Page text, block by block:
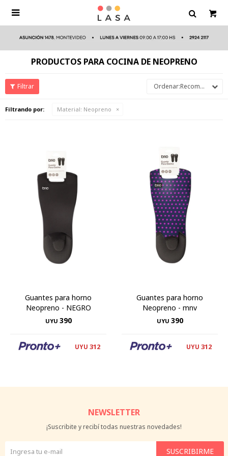

PRODUCTOS PARA COCINA DE NEOPRENO
Recomendados
Filtrando por: Material: Neopreno
Guantes para horno
Neopreno - NEGRO
UYU 390
UYU 312
Guantes para horno
Neopreno - mnv
UYU 390
UYU 312
NEWSLETTER
¡Suscribite y recibí todas nuestras novedades!
SUSCRIBIRME